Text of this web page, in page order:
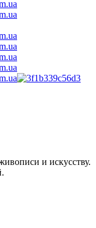
и искусству.